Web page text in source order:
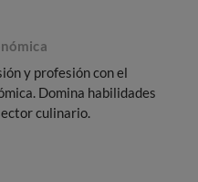
y profesión con el
Domina habilidades
culinario.